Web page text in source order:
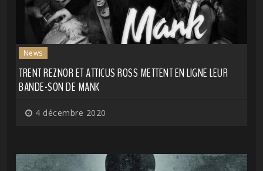
News
TRENT REZNOR ET ATTICUS ROSS METTENT EN LIGNE LEUR
BANDE-SON DE MANK
4 décembre 2020